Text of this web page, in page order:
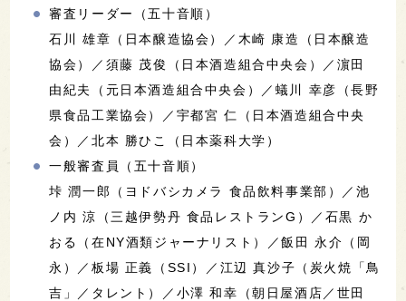
審査リーダー（五十音順）
石川 雄章（日本醸造協会）／木崎 康造（日本醸造
協会）／須藤 茂俊（日本酒造組合中央会）／濵田
由紀夫（元日本酒造組合中央会）／蟻川 幸彦（長野
県食品工業協会）／宇都宮 仁（日本酒造組合中央
会）／北本 勝ひこ（日本薬科大学）
一般審査員（五十音順）
垰 潤一郎（ヨドバシカメラ 食品飲料事業部）／池
ノ内 涼（三越伊勢丹 食品レストランG）／石黒 か
おる（在NY酒類ジャーナリスト）／飯田 永介（岡
永）／板場 正義（SSI）／江辺 真沙子（炭火焼「鳥
吉」／タレント）／小澤 和幸（朝日屋酒店／世田